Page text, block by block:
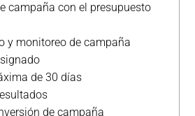
campaña con el presupuesto
y monitoreo de campaña
de 30 días
de campaña